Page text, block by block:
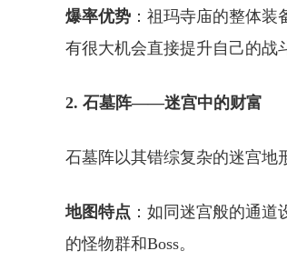
爆率优势 ：祖玛寺庙的整体
有很大机会直接提升自己的战
2. 石墓阵——迷宫中的财富
石墓阵以其错综复杂的迷宫地
地图特点 ：如同迷宫般的通
的怪物群和Boss。